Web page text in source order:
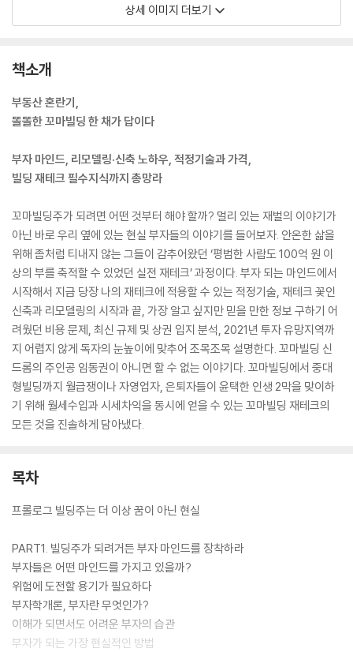
상세 이미지 더보기
책소개
부동산 혼란기,
똘똘한 꼬마빌딩 한 채가 답이다
부자 마인드, 리모델링·신축 노하우, 적정기술과 가격,
빌딩 재테크 필수지식까지 총망라
꼬마빌딩주가 되려면 어떤 것부터 해야 할까? 멀리 있는 재벌의 이야기가
아닌 바로 우리 옆에 있는 현실 부자들의 이야기를 들어보자. 안온한 삶을
위해 좀처럼 티내지 않는 그들이 감추어왔던 ‘평범한 사람도 100억 원 이
상의 부를 축적할 수 있었던 실전 재테크’ 과정이다. 부자 되는 마인드에서
시작해서 지금 당장 나의 재테크에 적용할 수 있는 적정기술, 재테크 꽃인
신축과 리모델링의 시작과 끝, 가장 알고 싶지만 믿을 만한 정보 구하기 어
려웠던 비용 문제, 최신 규제 및 상권 입지 분석, 2021년 투자 유망지역까
지 어렵지 않게 독자의 눈높이에 맞추어 조목조목 설명한다. 꼬마빌딩 신
드롬의 주인공 임동권이 아니면 할 수 없는 이야기다. 꼬마빌딩에서 중대
형빌딩까지 월급쟁이나 자영업자, 은퇴자들이 윤택한 인생 2막을 맞이하
기 위해 월세수입과 시세차익을 동시에 얻을 수 있는 꼬마빌딩 재테크의
모든 것을 진솔하게 담아냈다.
목차
프롤로그 빌딩주는 더 이상 꿈이 아닌 현실
PART1. 빌딩주가 되려거든 부자 마인드를 장착하라
부자들은 어떤 마인드를 가지고 있을까?
위험에 도전할 용기가 필요하다
부자학개론, 부자란 무엇인가?
이해가 되면서도 어려운 부자의 습관
부자가 되는 가장 현실적인 방법